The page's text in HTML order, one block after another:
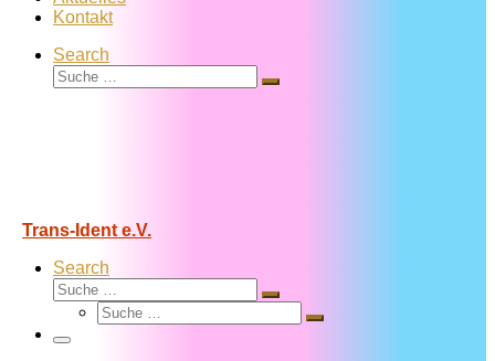
Kontakt
Search
Suche
Suche
Trans-Ident e.V.
Search
Suche
Suche
Suche
Suche
Menü